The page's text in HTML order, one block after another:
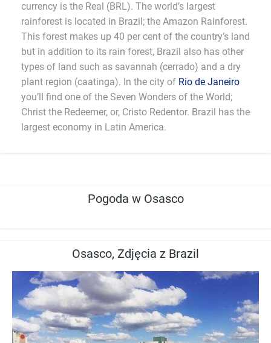
currency is the Real (BRL). The world’s largest
rainforest is located in Brazil; the Amazon Rainforest.
This forest makes up 40 per cent of the country’s land
but in addition to its rain forest, Brazil also has other
types of land such as savannah (cerrado) and a dry
plant region (caatinga). In the city of Rio de Janeiro
you’ll find one of the Seven Wonders of the World;
Christ the Redeemer, or, Cristo Redentor. Brazil has the
largest economy in Latin America.
Pogoda w Osasco
Osasco, Zdjęcia z Brazil